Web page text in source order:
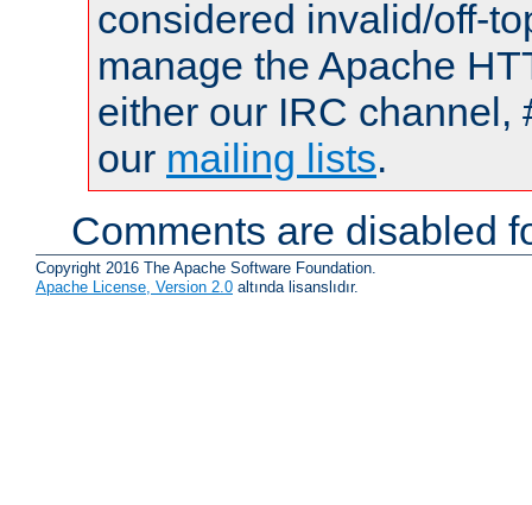
considered invalid/off-
manage the Apache
either our IRC channel,
our mailing lists.
Comments are disabled
Copyright 2016 The Apache Software Foundation.
Apache License, Version 2.0 altında lisanslıdır.